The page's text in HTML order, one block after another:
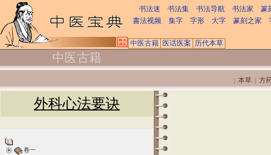
书法迷 书法集 书法导航 书法家 篆
書法视频
集字 字形 大字 篆刻之家
中医古籍 医话医案 历代本草
中医古籍
本草 方
外科心法要诀
卷一